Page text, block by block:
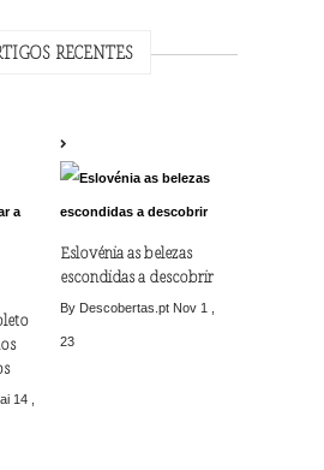
RECENTES
14 ,
Eslovénia as belezas
escondidas a descobrir
By Descobertas.pt Nov 1 ,
23